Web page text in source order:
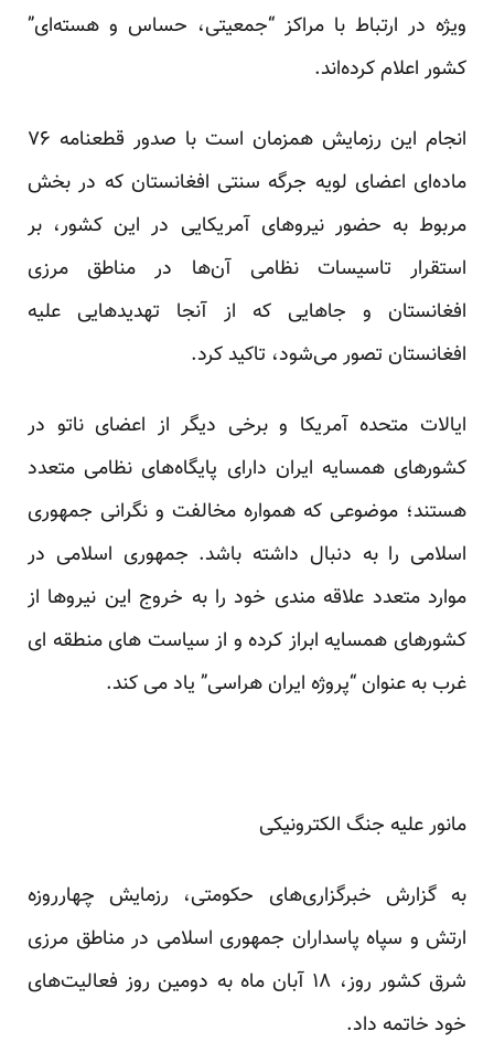
ویژه در ارتباط با مراکز “جمعیتی، حساس و هسته‌ای”
کشور اعلام کرده‌اند.
انجام این رزمایش همزمان است با صدور قطعنامه ۷۶
ماده‌ای اعضای لویه جرگه سنتی افغانستان که در بخش
مربوط به حضور نیروهای آمریکایی در این کشور، بر
استقرار تاسیسات نظامی آن‌ها در مناطق مرزی
افغانستان و جاهایی که از آنجا تهدیدهایی علیه
افغانستان تصور می‌شود، تاکید کرد.
ایالات متحده آمریکا و برخی دیگر از اعضای ناتو در
کشورهای همسایه ایران دارای پایگاه‌های نظامی متعدد
هستند؛ موضوعی که همواره مخالفت و نگرانی جمهوری
اسلامی را به دنبال داشته باشد. جمهوری اسلامی در
موارد متعدد علاقه مندی خود را به خروج این نیروها از
کشورهای همسایه ابراز کرده و از سیاست های منطقه ای
غرب به عنوان “پروژه ایران هراسی” یاد می کند.
مانور علیه جنگ الکترونیکی
به گزارش خبرگزاری‌های حکومتی، رزمایش چهارروزه
ارتش و سپاه پاسداران جمهوری اسلامی در مناطق مرزی
شرق کشور روز، ۱۸ آبان ماه به دومین روز فعالیت‌های
خود خاتمه داد.